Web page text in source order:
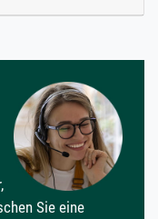
Sie eine